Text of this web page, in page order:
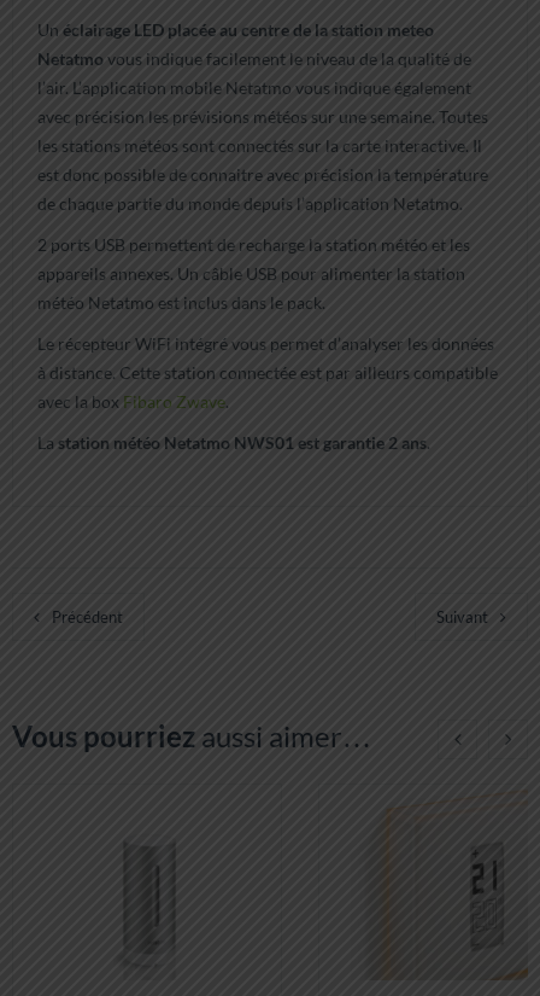
Un éclairage LED placée au centre de la station meteo
Netatmo vous indique facilement le niveau de la qualité de
l’air. L’application mobile Netatmo vous indique également
avec précision les prévisions météos sur une semaine. Toutes
les stations météos sont connectés sur la carte interactive. Il
est donc possible de connaitre avec précision la température
de chaque partie du monde depuis l’application Netatmo.
2 ports USB permettent de recharge la station météo et les
appareils annexes. Un câble USB pour alimenter la station
météo Netatmo est inclus dans le pack.
Le récepteur WiFi intégré vous permet d’analyser les données
à distance. Cette station connectée est par ailleurs compatible
avec la box Fibaro Zwave.
La station météo Netatmo NWS01 est garantie 2 ans.
Précédent Suivant
Vous pourriez aussi aimer…